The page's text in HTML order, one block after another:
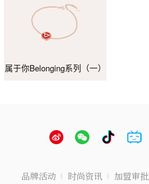
属于你Belonging系列（一）
品牌活动 时尚资讯 加盟审批